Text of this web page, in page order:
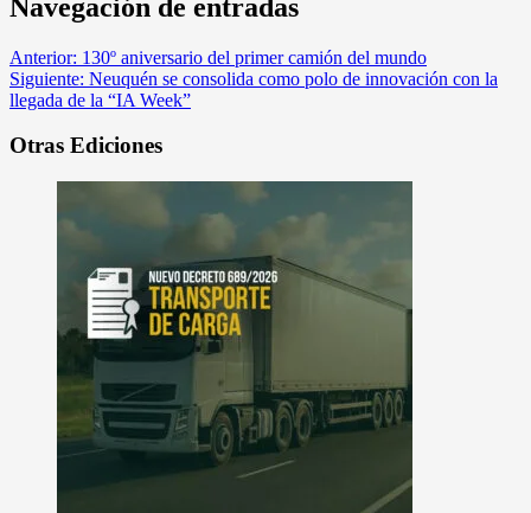
Navegación de entradas
Anterior: 130º aniversario del primer camión del mundo
Siguiente: Neuquén se consolida como polo de innovación con la
llegada de la “IA Week”
Otras Ediciones